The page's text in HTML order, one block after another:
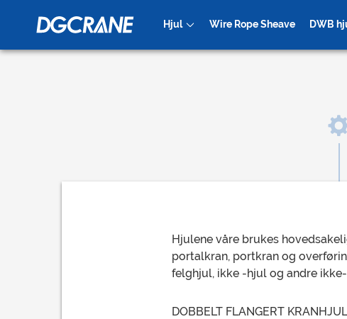
Hjul Wire Rope Sheave DWB
Hjulene våre brukes
portalkran, portkran og
felghjul, ikke -hjul og andre
DOBBELT FLANGERT